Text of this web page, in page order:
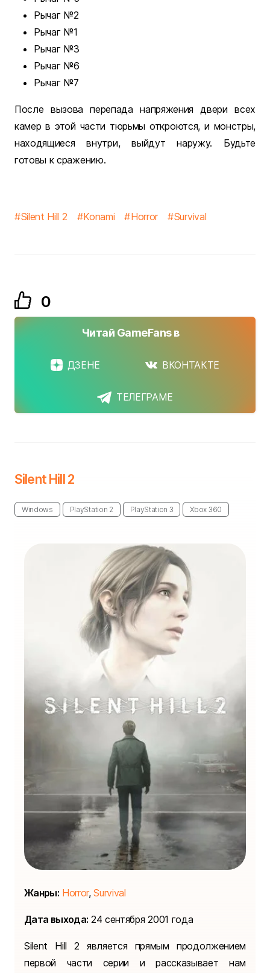
Рычаг №2
Рычаг №1
Рычаг №3
Рычаг №6
Рычаг №7
После вызова перепада напряжения двери всех
камер в этой части тюрьмы откроются, и монстры,
находящиеся внутри, выйдут наружу. Будьте
готовы к сражению.
Silent Hill 2 Konami Horror Survival
0
Читай GameFans в
ДЗЕНЕ ВКОНТАКТЕ
ТЕЛЕГРАМЕ
Silent Hill 2
Windows PlayStation 2 PlayStation 3 Xbox 360
Жанры: Horror,Survival
Дата выхода: 24 сентября 2001 года
Silent Hill 2 является прямым продолжением
первой части серии и рассказывает нам